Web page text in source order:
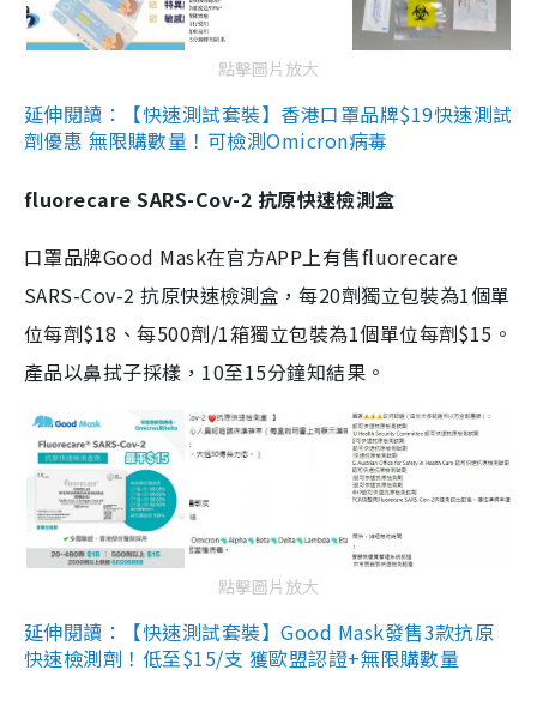
點擊圖片放大
延伸閱讀：【快速測試套裝】香港口罩品牌$19快速測試
劑優惠 無限購數量！可檢測Omicron病毒
fluorecare SARS-Cov-2 抗原快速檢測盒
口罩品牌Good Mask在官方APP上有售fluorecare
SARS-Cov-2 抗原快速檢測盒，每20劑獨立包裝為1個單
位每劑$18、每500劑/1箱獨立包裝為1個單位每劑$15。
產品以鼻拭子採樣，10至15分鐘知結果。
點擊圖片放大
延伸閱讀：【快速測試套裝】Good Mask發售3款抗原
快速檢測劑！低至$15/支 獲歐盟認證+無限購數量